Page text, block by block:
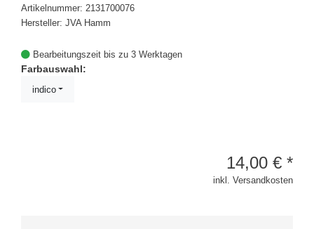
Artikelnummer: 2131700076
Hersteller: JVA Hamm
Bearbeitungszeit bis zu 3 Werktagen
Farbauswahl:
indico
14,00 € *
inkl. Versandkosten